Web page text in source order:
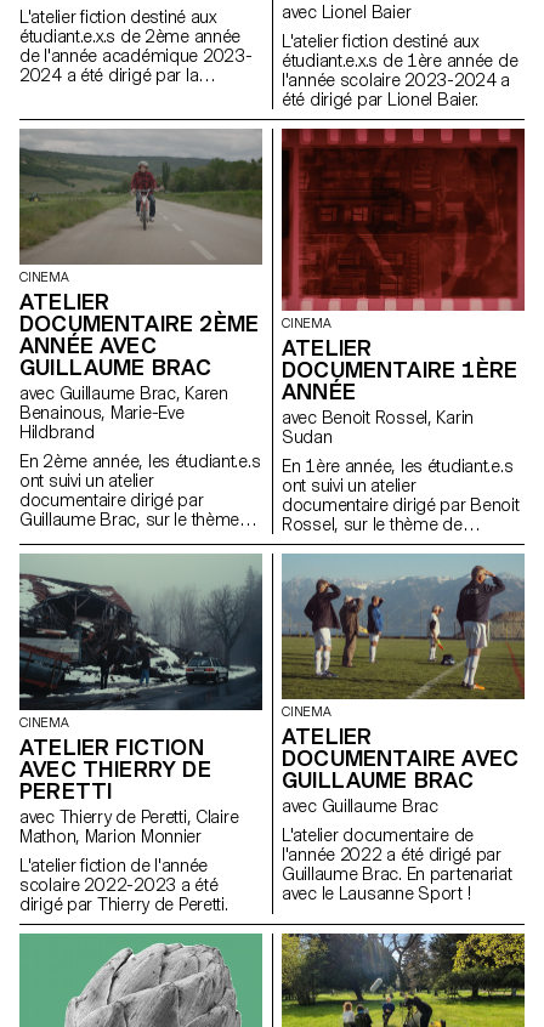
L'atelier fiction destiné aux
étudiant.e.x.s de 2ème année
de l'année académique 2023-
2024 a été dirigé par la
avec Lionel Baier
L'atelier fiction destiné aux
étudiant.e.x.s de 1ère année de
l'année scolaire 2023-2024 a
été dirigé par Lionel Baier.
CINEMA
ATELIER
DOCUMENTAIRE 2ÈME
ANNÉE AVEC
GUILLAUME BRAC
avec Guillaume Brac, Karen
Benainous, Marie-Eve
Hildbrand
En 2ème année, les étudiant.e.s
ont suivi un atelier
documentaire dirigé par
Guillaume Brac, sur le thème
de l'amitié.
CINEMA
ATELIER
DOCUMENTAIRE 1ÈRE
ANNÉE
avec Benoit Rossel, Karin
Sudan
En 1ère année, les étudiant.e.s
ont suivi un atelier
documentaire dirigé par Benoit
Rossel, sur le thème de
l'interview.
CINEMA
ATELIER FICTION
AVEC THIERRY DE
PERETTI
avec Thierry de Peretti, Claire
Mathon, Marion Monnier
L'atelier fiction de l'année
scolaire 2022-2023 a été
dirigé par Thierry de Peretti.
CINEMA
ATELIER
DOCUMENTAIRE AVEC
GUILLAUME BRAC
avec Guillaume Brac
L'atelier documentaire de
l'année 2022 a été dirigé par
Guillaume Brac. En partenariat
avec le Lausanne Sport !